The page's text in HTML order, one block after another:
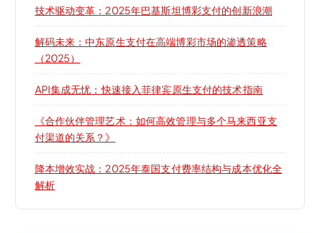
技术驱动变革：2025年巴基斯坦博彩支付的创新浪潮
解码未来：中东原生支付在高端博彩市场的渗透策略
（2025）
API集成无忧：快速接入菲律宾原生支付的技术指南
《合作伙伴管理艺术：如何高效管理与多个马来西亚支
付渠道的关系？》
降本增效实战：2025年泰国支付费率结构与成本优化全
解析